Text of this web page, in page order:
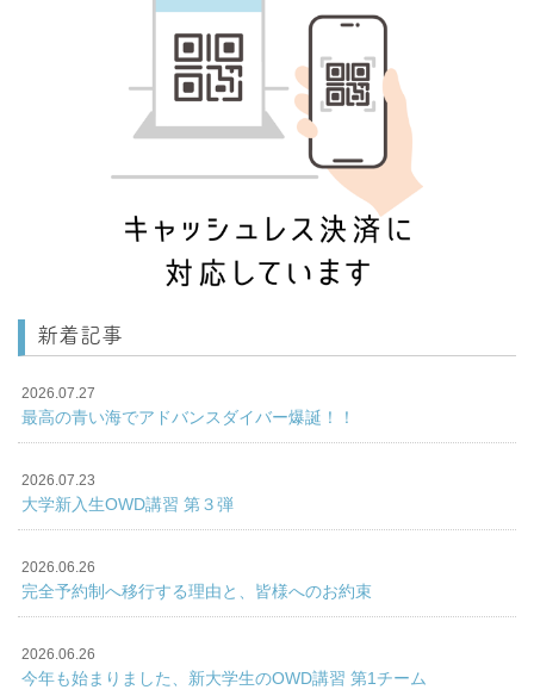
新着記事
2026.07.27
最高の青い海でアドバンスダイバー爆誕！！
2026.07.23
大学新入生OWD講習 第３弾
2026.06.26
完全予約制へ移行する理由と、皆様へのお約束
2026.06.26
今年も始まりました、新大学生のOWD講習 第1チーム